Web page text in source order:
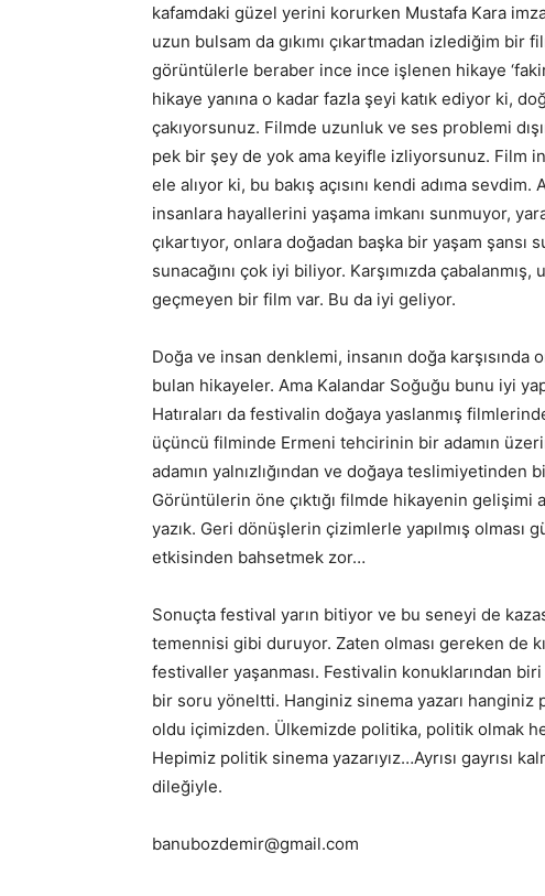
kafamdaki güzel yerini korurken Mustafa Kara
uzun bulsam da gıkımı çıkartmadan izlediğim bir
görüntülerle beraber ince ince işlenen hikaye
hikaye yanına o kadar fazla şeyi katık ediyor ki,
çakıyorsunuz. Filmde uzunluk ve ses problemi
pek bir şey de yok ama keyifle izliyorsunuz. Film
ele alıyor ki, bu bakış açısını kendi adıma
insanlara hayallerini yaşama imkanı sunmuyor,
çıkartıyor, onlara doğadan başka bir yaşam şansı
sunacağını çok iyi biliyor. Karşımızda
geçmeyen bir film var. Bu da iyi geliyor.
Doğa ve insan denklemi, insanın doğa
bulan hikayeler. Ama Kalandar Soğuğu bunu iyi
Hatıraları da festivalin doğaya yaslanmış
üçüncü filminde Ermeni tehcirinin bir adamın
adamın yalnızlığından ve doğaya teslimiyetinden
Görüntülerin öne çıktığı filmde hikayenin
yazık. Geri dönüşlerin çizimlerle yapılmış olması
etkisinden bahsetmek zor…
Sonuçta festival yarın bitiyor ve bu seneyi de
temennisi gibi duruyor. Zaten olması gereken de
festivaller yaşanması. Festivalin konuklarından
bir soru yöneltti. Hanginiz sinema yazarı hanginiz
oldu içimizden. Ülkemizde politika, politik olmak
Hepimiz politik sinema yazarıyız…Ayrısı gayrısı
dileğiyle.
banubozdemir@gmail.com